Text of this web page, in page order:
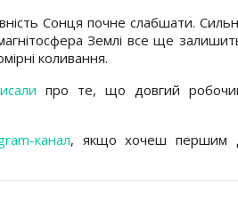
Сонця почне слабшати.
Землі все ще
коливання.
про те, що довгий
канал, якщо хочеш першим